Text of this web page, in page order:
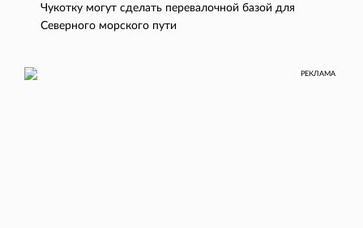
Чукотку могут сделать перевалочной базой для
Северного морского пути
РЕКЛАМА